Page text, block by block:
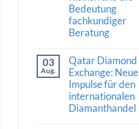
Rekordpreis:
Was
Auktionsergebnisse
über
hochwertiger
Edelsteine
verraten
Bedeutung
fachkundiger
Beratung
zu
Diamantmarkt
2024:
Chancen,
Risiken
und
die
03
Aug.
Qatar Diamond
Exchange: Neue
Impulse für den
internationalen
Diamanthandel